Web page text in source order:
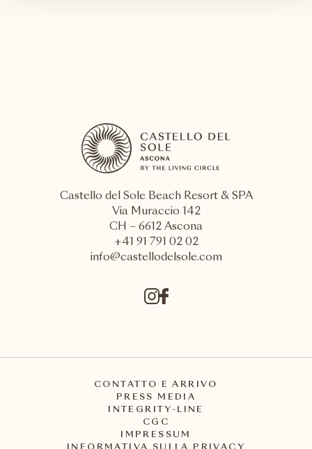
Castello del Sole Beach Resort & SPA
Via Muraccio 142
CH – 6612 Ascona
+41 91 791 02 02
info@castellodelsole.com
CONTATTO E ARRIVO
PRESS MEDIA
INTEGRITY-LINE
CGC
IMPRESSUM